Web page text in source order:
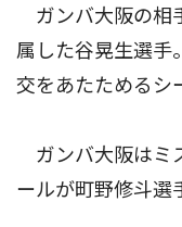
ガンバ大阪の相
属した谷晃生選手
交をあたためるシ
ガンバ大阪はミ
ールが町野修斗選